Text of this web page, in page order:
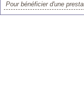
Pour bénéficier d'une